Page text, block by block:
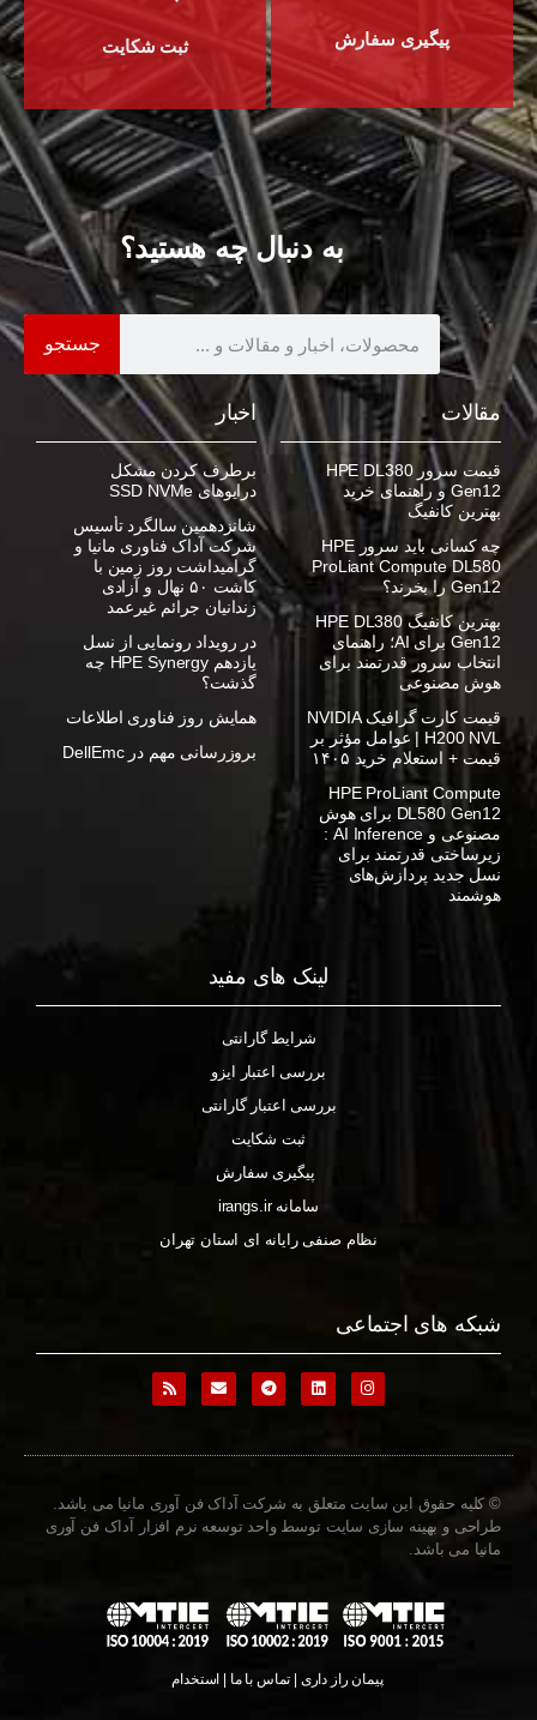
پیگیری سفارش ثبت شکایت
به دنبال چه هستید؟
جستجو
مقالات
قیمت سرور HPE DL380
Gen12 و راهنمای خرید
بهترین کانفیگ
چه کسانی باید سرور HPE
ProLiant Compute DL580
Gen12 را بخرند؟
بهترین کانفیگ HPE DL380
Gen12 برای AI؛ راهنمای
انتخاب سرور قدرتمند برای
هوش مصنوعی
قیمت کارت گرافیک NVIDIA
H200 NVL | عوامل مؤثر بر
قیمت + استعلام خرید ۱۴۰۵
HPE ProLiant Compute
DL580 Gen12 برای هوش
مصنوعی و AI Inference :
زیرساختی قدرتمند برای
نسل جدید پردازش‌های
هوشمند
اخبار
برطرف کردن مشکل
درایوهای SSD NVMe
شانزدهمین سالگرد تأسیس
شرکت آداک فناوری مانیا و
گرامیداشت روز زمین با
کاشت ۵۰ نهال و آزادی
زندانیان جرائم غیرعمد
در رویداد رونمایی از نسل
یازدهم HPE Synergy چه
گذشت؟
همایش روز فناوری اطلاعات
بروزرسانی مهم در DellEmc
لینک های مفید
شرایط گارانتی
بررسی اعتبار ایزو
بررسی اعتبار گارانتی
ثبت شکایت
پیگیری سفارش
سامانه irangs.ir
نظام صنفی رایانه ای استان تهران
شبکه های اجتماعی
© کلیه حقوق این سایت متعلق به شرکت آداک فن آوری مانیا می باشد.
طراحی و بهینه سازی سایت توسط واحد توسعه نرم افزار آداک فن آوری
مانیا می باشد.
پیمان راز داری | تماس با ما | استخدام